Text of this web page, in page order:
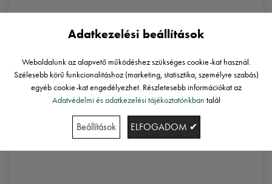
Adatkezelési beállítások
Weboldalunk az alapvető működéshez szükséges cookie-kat használ.
Szélesebb körű funkcionalitáshoz (marketing, statisztika, személyre szabás)
egyéb cookie-kat engedélyezhet. Részletesebb információkat az
Adatvédelmi és adatkezelési tájékoztatónkban talál
Beállítások ELFOGADOM ✔